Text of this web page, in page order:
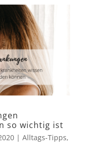
so wichtig ist
| Alltags-Tipps,